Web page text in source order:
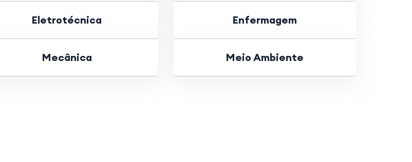
Eletrotécnica Enfermagem
Mecânica Meio Ambiente